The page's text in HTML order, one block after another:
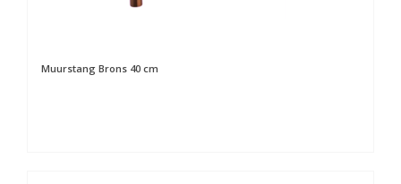
Muurstang Brons 40 cm